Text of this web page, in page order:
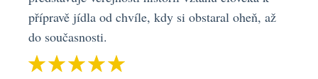
přípravě jídla od chvíle, kdy si obstaral oheň, až
do současnosti.